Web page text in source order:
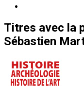
Titres avec la
Sébastien